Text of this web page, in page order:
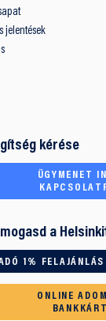
jelentések
kérése
ÜGYMENET
a
1% FELAJÁNLÁS
ONLINE